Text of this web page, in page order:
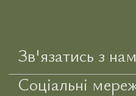
Зв'язатись з
Соціальні